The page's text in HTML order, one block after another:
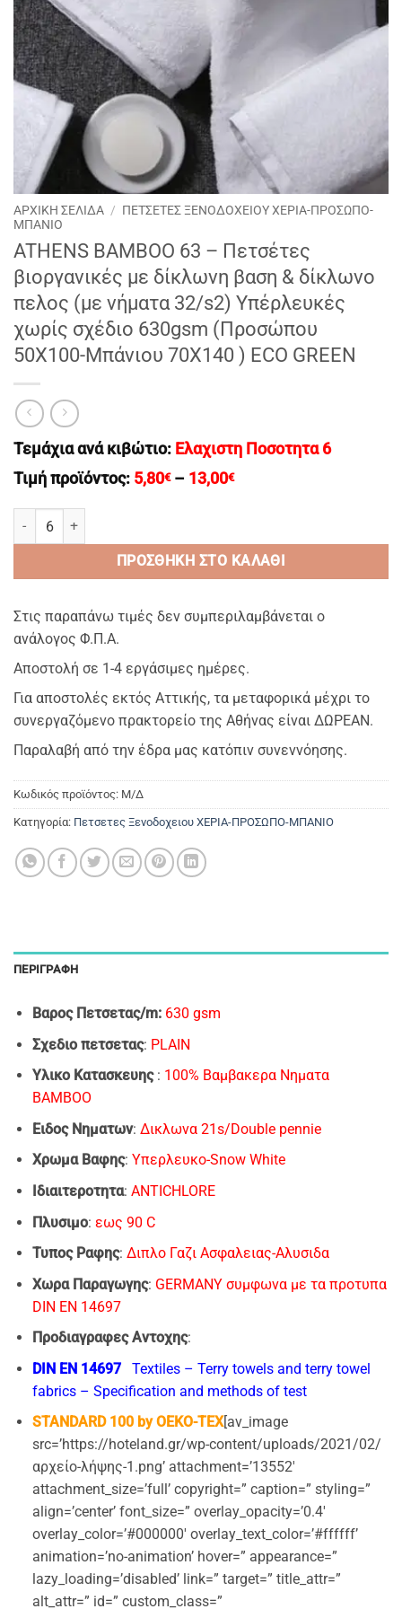
ΑΡΧΙΚΉ ΣΕΛΊΔΑ / ΠΕΤΣΕΤΕΣ ΞΕΝΟΔΟΧΕΙΟΥ ΧΕΡΙΑ-ΠΡΟΣΩΠΟ-
ΜΠΑΝΙΟ
ATHENS BAMBOO 63 – Πετσέτες
βιοργανικές με δίκλωνη βαση & δίκλωνο
πελος (με νήματα 32/s2) Υπέρλευκές
χωρίς σχέδιο 630gsm (Προσώπου
50Χ100-Μπάνιου 70Χ140 ) ΕCO GREEN
Τεμάχια ανά κιβώτιο: Ελαχιστη Ποσοτητα 6
Τιμή προϊόντος: 5,80€ – 13,00€Price
ATHENS BAMBOO 63 – Πετσέτες βιοργανικές με δίκλωνη
ΠΡΟΣΘΉΚΗ ΣΤΟ ΚΑΛΆΘΙ
Στις παραπάνω τιμές δεν συμπεριλαμβάνεται ο
ανάλογος Φ.Π.Α.
Αποστολή σε 1-4 εργάσιμες ημέρες.
Για αποστολές εκτός Αττικής, τα μεταφορικά μέχρι το
συνεργαζόμενο πρακτορείο της Αθήνας είναι ΔΩΡΕΑΝ.
Παραλαβή από την έδρα μας κατόπιν συνεννόησης.
Κωδικός προϊόντος: Μ/Δ
Κατηγορία: Πετσετες Ξενοδοχειου ΧΕΡΙΑ-ΠΡΟΣΩΠΟ-ΜΠΑΝΙΟ
ΠΕΡΙΓΡΑΦΉ
Bαρος Πετσετας/m: 630 gsm
Σχεδιο πετσετας: PLAIN
Υλικο Κατασκευης: 100% Βαμβακερα Νηματα
BAMBOO
Ειδος Νηματων: Δικλωνα 21s/Double pennie
Xρωμα Bαφης: Υπερλευκο-Snow White
Ιδιαιτεροτητα: ANTICHLORE
Πλυσιμο: εως 90 C
Τυπος Ραφης: Διπλο Γαζι Ασφαλειας-Αλυσιδα
Χωρα Παραγωγης: GERMANY συμφωνα με τα προτυπα
DIN EN 14697
Προδιαγραφες Αντοχης:
DIN EN 14697 Textiles – Terry towels and terry towel
fabrics – Specification and methods of test
STANDARD 100 by OEKO-TEX[av_image
src=’https://hoteland.gr/wp-content/uploads/2021/02/
αρχείο-λήψης-1.png’ attachment=’13552′
attachment_size=’full’ copyright=” caption=” styling=”
align=’center’ font_size=” overlay_opacity=’0.4′
overlay_color=’#000000′ overlay_text_color=’#ffffff’
animation=’no-animation’ hover=” appearance=”
lazy_loading=’disabled’ link=” target=” title_attr=”
alt_attr=” id=” custom_class=”